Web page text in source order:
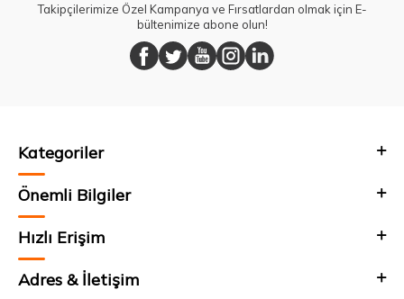
Takipçilerimize Özel Kampanya ve Fırsatlardan olmak için E-
bültenimize abone olun!
Kategoriler
Önemli Bilgiler
Hızlı Erişim
Adres & İletişim